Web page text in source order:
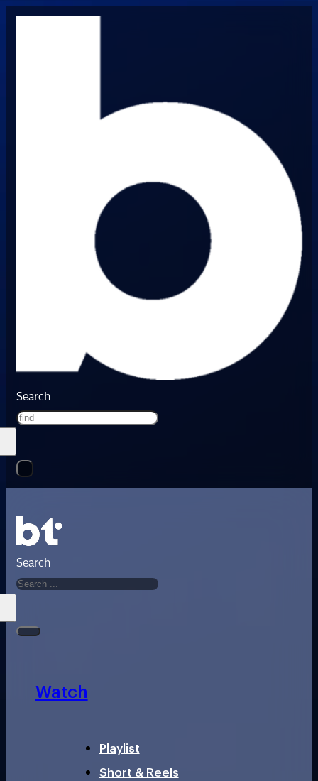
Search
Search
Watch
Playlist
Short & Reels